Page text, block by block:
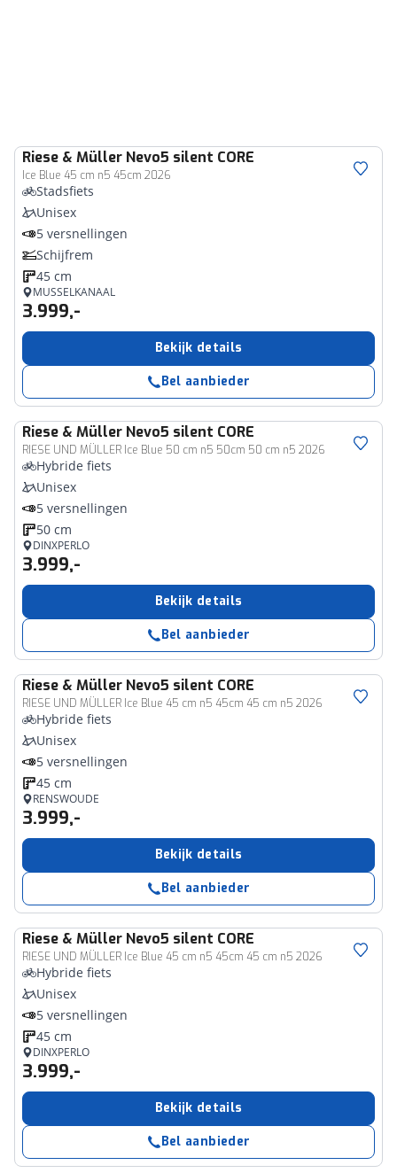
Riese & Müller Nevo5 silent CORE
Ice Blue 45 cm n5 45cm 2026
Stadsfiets
Unisex
5 versnellingen
Schijfrem
45 cm
MUSSELKANAAL
3.999,-
Bekijk details
Bel aanbieder
Riese & Müller Nevo5 silent CORE
RIESE UND MÜLLER Ice Blue 50 cm n5 50cm 50 cm n5 2026
Hybride fiets
Unisex
5 versnellingen
50 cm
DINXPERLO
3.999,-
Bekijk details
Bel aanbieder
Riese & Müller Nevo5 silent CORE
RIESE UND MÜLLER Ice Blue 45 cm n5 45cm 45 cm n5 2026
Hybride fiets
Unisex
5 versnellingen
45 cm
RENSWOUDE
3.999,-
Bekijk details
Bel aanbieder
Riese & Müller Nevo5 silent CORE
RIESE UND MÜLLER Ice Blue 45 cm n5 45cm 45 cm n5 2026
Hybride fiets
Unisex
5 versnellingen
45 cm
DINXPERLO
3.999,-
Bekijk details
Bel aanbieder